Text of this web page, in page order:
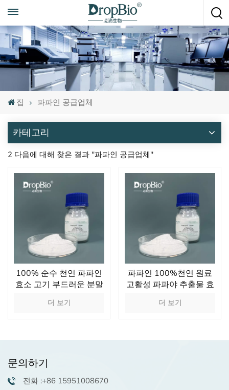
언제든지 전화하세요
+86 15951008670
집 파파인 공급업체
카테고리
2 다음에 대해 찾은 결과 "파파인 공급업체"
100% 순수 천연 파파인
효소 고기 부드러운 분말
더 보기
파파인 100%천연 원료
고활성 파파야 추출물 효
거해줍니다
더 보기
문의하기
전화 :+86 15951008670